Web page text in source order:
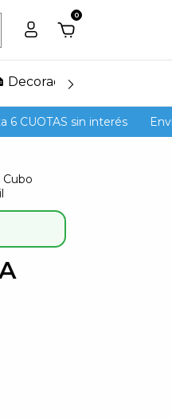
0
Decoración del Hogar
sin interés Envíos
Cubo